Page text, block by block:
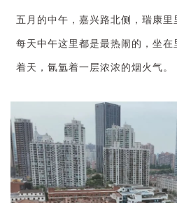
五月的中午，嘉兴路北侧，瑞康里
每天中午这里都是最热闹的，坐在
着天，氤氲着一层浓浓的烟火气。